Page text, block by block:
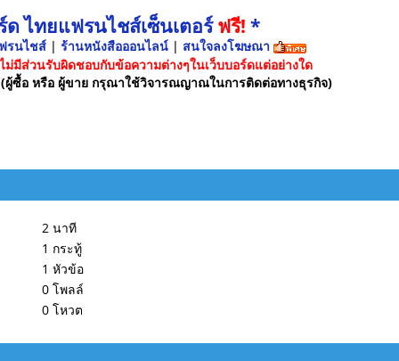
ไทยแฟรนไชส์เซ็นเตอร์ฟรี! *
รนไชส์ | ร้านหนังสือออนไลน์ | สนใจลงโฆษณา
มีส่วนรับผิดชอบกับข้อความต่างๆในเว็บบอร์ดแต่อย่างใด
(ผู้ซื้อ หรือ ผู้ขาย กรุณาใช้วิจารณญาณในการติดต่อทางธุรกิจ)
2 นาที
1 กระทู้
1 หัวข้อ
0 โพลล์
0 โหวต